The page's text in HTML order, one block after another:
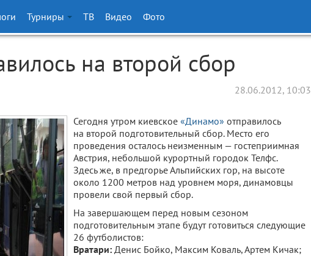
Турниры ТВ Видео Фото
на второй сбор
28.06.2012, 10:03
Сегодня утром киевское «Динамо» отправилось
на второй подготовительный сбор. Место его
проведения осталось неизменным — гостеприимная
Австрия, небольшой курортный городок Телфс.
Здесь же, в предгорье Альпийских гор, на высоте
около 1200 метров над уровнем моря, динамовцы
провели свой первый сбор.
На завершающем перед новым сезоном
подготовительным этапе будут готовиться следующие
26 футболистов:
Вратари: Денис Бойко, Максим Коваль, Артем Кичак;